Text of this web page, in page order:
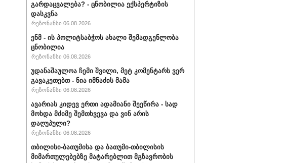
გარდაცვალება? - ცნობილია ექსპერტიზის
დასკვნა
რეზონანსი 06.08.2026
ენმ - ის პოლიტსაბჭოს ახალი შემადგენლობა
ცნობილია
რეზონანსი 06.08.2026
უდანაშაულოა ჩემი შვილი, მეტ კომენტარს ვერ
გავაკეთებთ - ნია იმნაძის მამა
რეზონანსი 06.08.2026
ავარიას კიდევ ერთი ადამიანი შეეწირა - სად
მოხდა მძიმე შემთხვევა და ვინ არის
დაღუპული?
რეზონანსი 06.08.2026
თბილისი-ბათუმისა და ბათუმი-თბილისის
მიმართულებებზე მატარებლით მგზავრობის